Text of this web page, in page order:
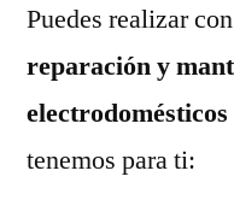
Puedes realizar
reparación y
electrodomésticos
tenemos para ti: